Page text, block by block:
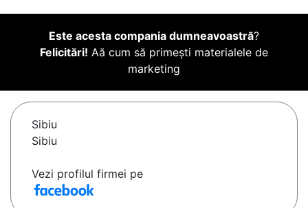
Este acesta compania dumneavoastră?
Felicitări! Aă cum să primești materialele de
marketing
Sibiu
Sibiu
Vezi profilul firmei pe